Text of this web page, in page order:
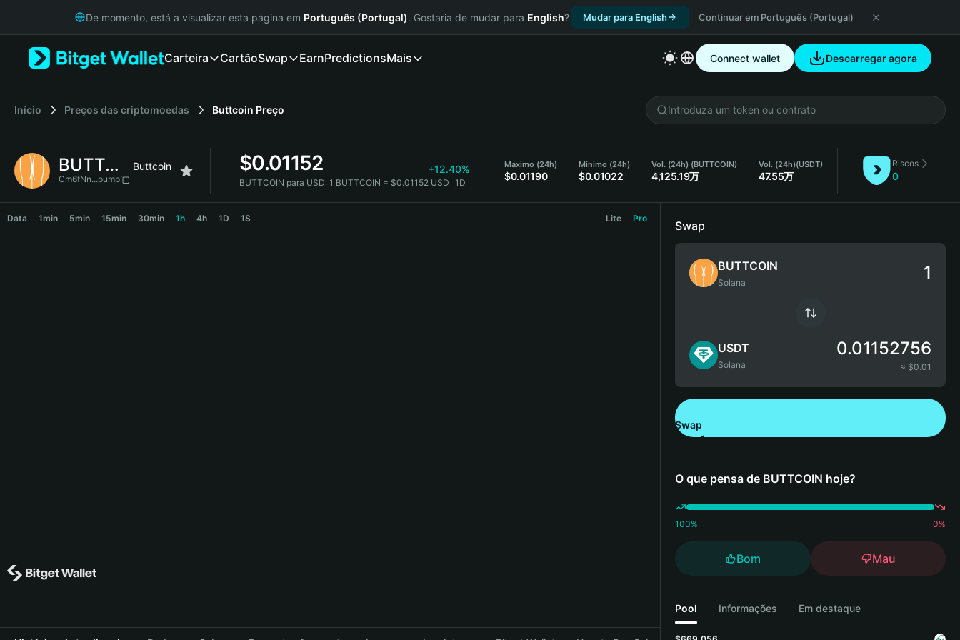
Русский
Italiano
简体中文
繁體中文
Bahasa Indonesia
De momento, está a visualizar esta página em Português (Portugal). Gostaria de mudar para English? Mudar para English Continuar em Português (Portugal)
Carteira CartãoSwap EarnPredictionsMais Connect wallet Descarregar agora
Início Preços das criptomoedas Buttcoin Preço
BUTTCOIN Buttcoin
Cm6fNn...pump
$0.01152 +12.40%
BUTTCOIN para USD: 1 BUTTCOIN = $0.01152 USD 1D
Máximo (24h)
$0.01190
Mínimo (24h)
$0.01022
Vol. (24h) (BUTTCOIN)
4,125.19万
Vol. (24h)(USDT)
47.55万
Riscos
0
Data 1min 5min 15min 30min 1h 4h 1D 1S Lite Pro
Swap
BUTTCOIN
Solana
USDT
Solana
0.01152756
≈ $0.01
Swap
O que pensa de BUTTCOIN hoje?
100% 0%
Bom Mau
Pool Informações Em destaque